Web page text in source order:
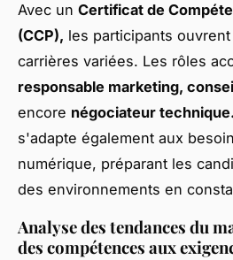
Avec un Certificat de
(CCP), les participants
carrières variées. Les rôles
responsable marketing,
encore négociateur technique.
s'adapte également aux
numérique, préparant les
des environnements en
Analyse des tendances du
des compétences aux